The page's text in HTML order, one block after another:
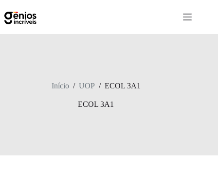
Início / UOP / ECOL 3A1
ECOL 3A1